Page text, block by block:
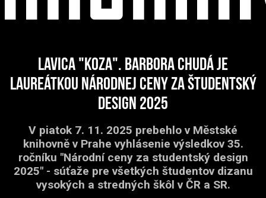
Lavica "Koza". Barbora Chudá je
laureátkou Národnej Ceny za študentský
design 2025
V piatok 7. 11. 2025 prebehlo v Městské
knihovně v Prahe vyhlásenie výsledkov 35.
ročníku "Národní ceny za studentský design
2025" - súťaže pre všetkých študentov dizanu
vysokých a stredných škôl v ČR a SR.